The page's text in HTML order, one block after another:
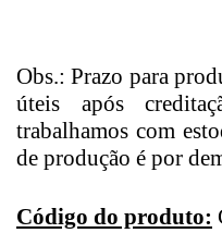
Obs.: Prazo para
úteis após
trabalhamos com
de produção é por
Código do produto: